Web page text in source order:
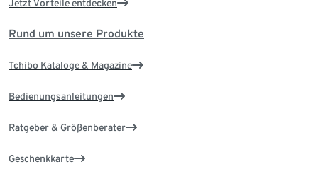
Jetzt Vorteile entdecken
Rund um unsere Produkte
Tchibo Kataloge & Magazine
Bedienungsanleitungen
Ratgeber & Größenberater
Geschenkkarte